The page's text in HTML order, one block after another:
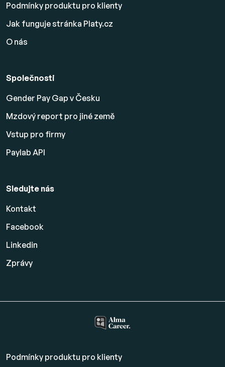
Podmínky produktu pro klienty
Jak funguje stránka Platy.cz
O nás
Společnosti
Gender Pay Gap v Česku
Mzdový report pro jiné země
Vstup pro firmy
Paylab API
Sledujte nás
Kontakt
Facebook
Linkedin
Zprávy
Podmínky produktu pro klienty